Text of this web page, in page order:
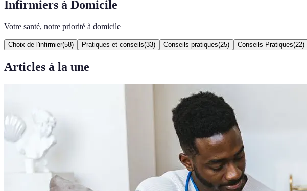
Infirmiers à Domicile
Votre santé, notre priorité à domicile
Choix de l'infirmier(58) Pratiques et conseils(33) Conseils pratiques(25) Conseils Pratiques(22)
Articles à la une